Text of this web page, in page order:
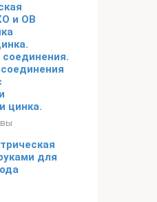
и ОВ
цинка.
для